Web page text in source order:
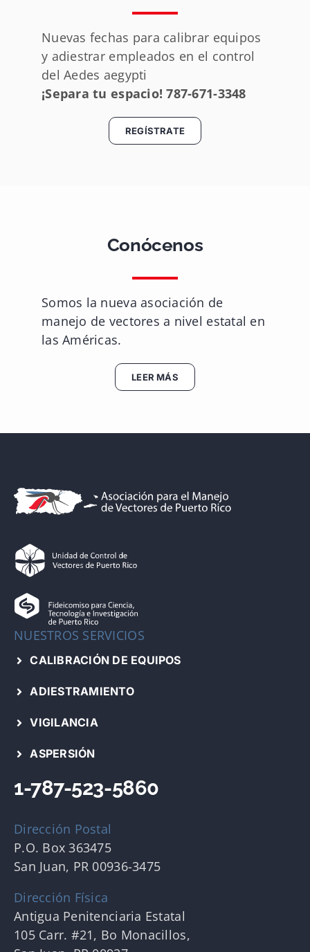
Nuevas fechas para calibrar equipos
y adiestrar empleados en el control
del Aedes aegypti
¡Separa tu espacio!787-671-3348
REGÍSTRATE
Conócenos
Somos la nueva asociación de
manejo de vectores a nivel estatal en
las Américas.
LEER MÁS
NUESTROS SERVICIOS
CALIBRACIÓN DE EQUIPOS
ADIESTRAMIENTO
VIGILANCIA
ASPERSIÓN
1-787-523-5860
Dirección Postal
P.O. Box 363475
San Juan, PR 00936-3475
Dirección Física
Antigua Penitenciaria Estatal
105 Carr. #21, Bo Monacillos,